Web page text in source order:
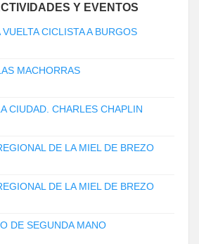
Y EVENTOS
VUELTA CICLISTA A BURGOS
MACHORRAS
CIUDAD. CHARLES CHAPLIN
DE LA MIEL DE BREZO
DE LA MIEL DE BREZO
DE SEGUNDA MANO